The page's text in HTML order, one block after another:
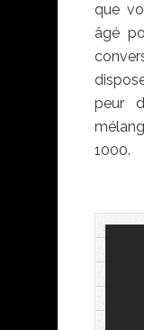
que
âgé
peur
1000.